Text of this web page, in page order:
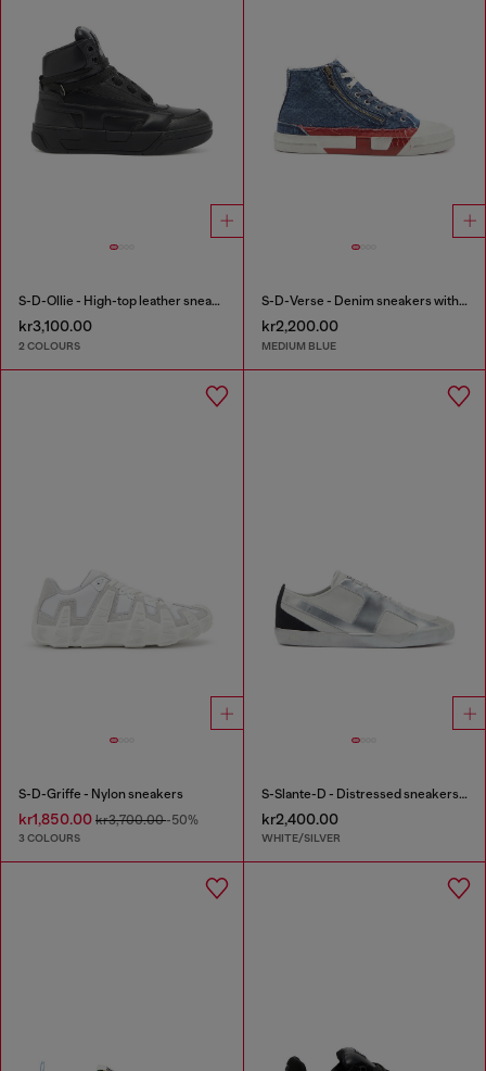
S-D-Ollie - High-top leather sneakers with D logo
kr3,100.00
2 COLOURS
S-D-Verse - Denim sneakers with D logo
kr2,200.00
MEDIUM BLUE
S-D-Griffe - Nylon sneakers
kr1,850.00 kr3,700.00-50%
3 COLOURS
S-Slante-D - Distressed sneakers in leather and suede
kr2,400.00
WHITE/SILVER